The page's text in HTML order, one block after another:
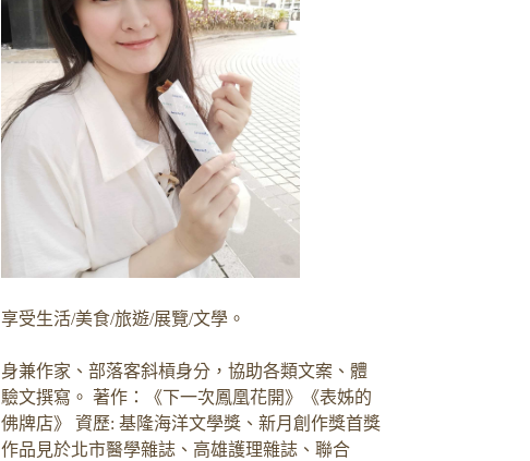
享受生活/美食/旅遊/展覽/文學。
身兼作家、部落客斜槓身分，協助各類文案、體
驗文撰寫。 著作：《下一次鳳凰花開》《表姊的
佛牌店》 資歷: 基隆海洋文學獎、新月創作獎首獎
作品見於北市醫學雜誌、高雄護理雜誌、聯合